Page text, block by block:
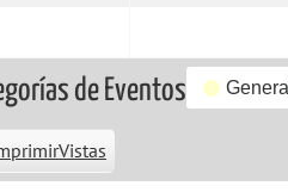
de Eventos General
Vistas